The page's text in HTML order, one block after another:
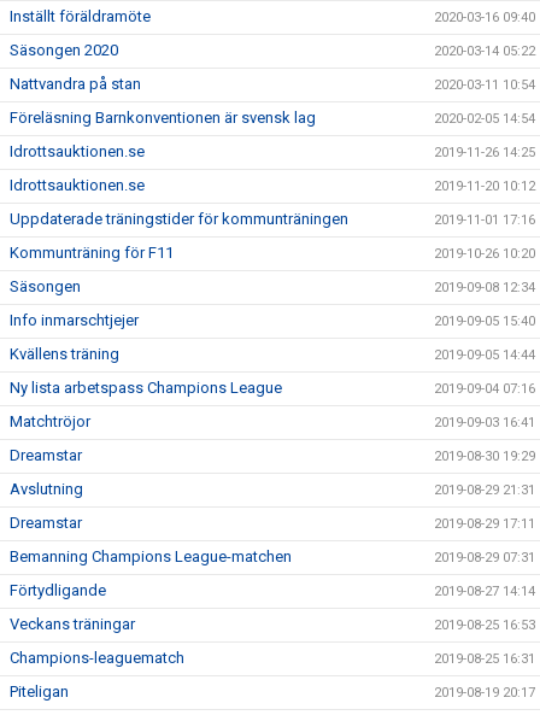
Inställt föräldramöte 2020-03-16 09:40
Säsongen 2020 2020-03-14 05:22
Nattvandra på stan 2020-03-11 10:54
Föreläsning Barnkonventionen är svensk lag 2020-02-05 14:54
Idrottsauktionen.se 2019-11-26 14:25
Idrottsauktionen.se 2019-11-20 10:12
Uppdaterade träningstider för kommunträningen 2019-11-01 17:16
Kommunträning för F11 2019-10-26 10:20
Säsongen 2019-09-08 12:34
Info inmarschtjejer 2019-09-05 15:40
Kvällens träning 2019-09-05 14:44
Ny lista arbetspass Champions League 2019-09-04 07:16
Matchtröjor 2019-09-03 16:41
Dreamstar 2019-08-30 19:29
Avslutning 2019-08-29 21:31
Dreamstar 2019-08-29 17:11
Bemanning Champions League-matchen 2019-08-29 07:31
Förtydligande 2019-08-27 14:14
Veckans träningar 2019-08-25 16:53
Champions-leaguematch 2019-08-25 16:31
Piteligan 2019-08-19 20:17